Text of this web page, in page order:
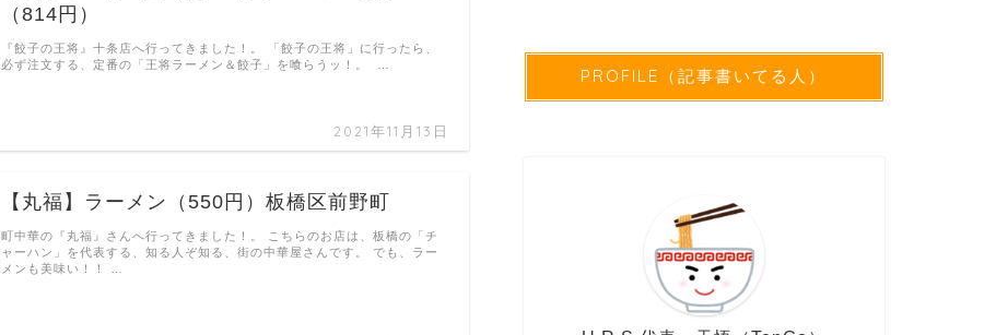
（814円）
2021年11月13日
『餃子の王将』十条店へ行ってきました！。 「餃子の王将」に行ったら、
必ず注文する、定番の「王将ラーメン＆餃子」を喰らうッ！。 …
【丸福】ラーメン（550円）板橋区前野町
町中華の『丸福』さんへ行ってきました！。 こちらのお店は、板橋の「チ
ャーハン」を代表する、知る人ぞ知る、街の中華屋さんです。 でも、ラー
メンも美味い！！ …
PROFILE（記事書いてる人）